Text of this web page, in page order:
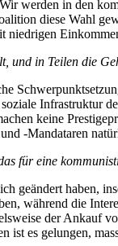
werden in den
diese Wahl
niedrigen
und in Teilen die
Infrastruktur
keine
-Mandataren
für eine
geändert
während die
der Ankauf
es gelungen,